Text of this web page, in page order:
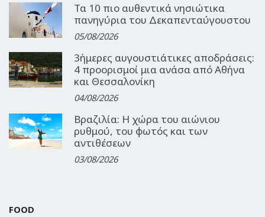
Τα 10 πιο αυθεντικά νησιώτικα
πανηγύρια του Δεκαπενταύγουστου
05/08/2026
3ήμερες αυγουστιάτικες αποδράσεις:
4 προορισμοί μια ανάσα από Αθήνα
και Θεσσαλονίκη
04/08/2026
Βραζιλία: Η χώρα του αιώνιου
ρυθμού, του φωτός και των
αντιθέσεων
03/08/2026
FOOD